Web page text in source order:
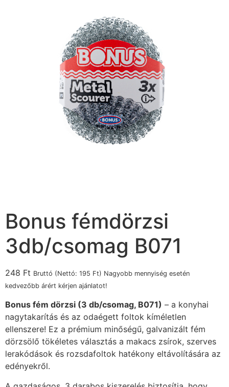
Bonus fémdörzsi
3db/csomag B071
248 Ft Bruttó (Nettó: 195 Ft) Nagyobb mennyiség esetén
kedvezőbb árért kérjen ajánlatot!
Bonus fém dörzsi (3 db/csomag, B071) – a konyhai
nagytakarítás és az odaégett foltok kíméletlen
ellenszere! Ez a prémium minőségű, galvanizált fém
dörzsölő tökéletes választás a makacs zsírok, szerves
lerakódások és rozsdafoltok hatékony eltávolítására az
edényekről.